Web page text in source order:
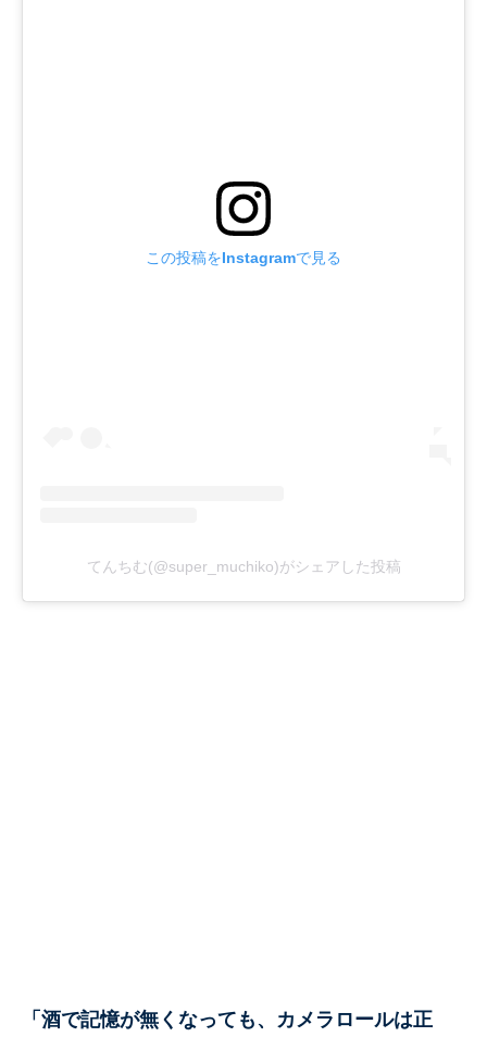
この投稿をInstagramで見る
てんちむ(@super_muchiko)がシェアした投稿
「酒で記憶が無くなっても、カメラロールは正